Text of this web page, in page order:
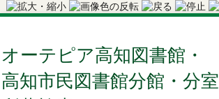
オーテピア高知図書館・
高知市民図書館分館・分室